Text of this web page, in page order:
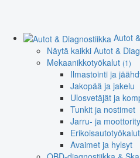
Autot
Näytä kaikki Autot &
Mekaanikkotyökalut (1)
Ilmastointi ja
Jakopää ja jakelu
Ulosvetäjät ja
Tunkit ja nostimet
Jarru- ja
Erikoisautotyökalut
Avaimet ja hylsyt